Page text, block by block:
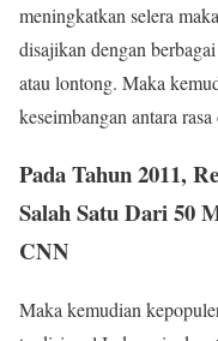
meningkatkan selera
disajikan dengan
atau lontong. Maka
keseimbangan antara
Pada Tahun 2011,
Salah Satu Dari 50
CNN
Maka kemudian